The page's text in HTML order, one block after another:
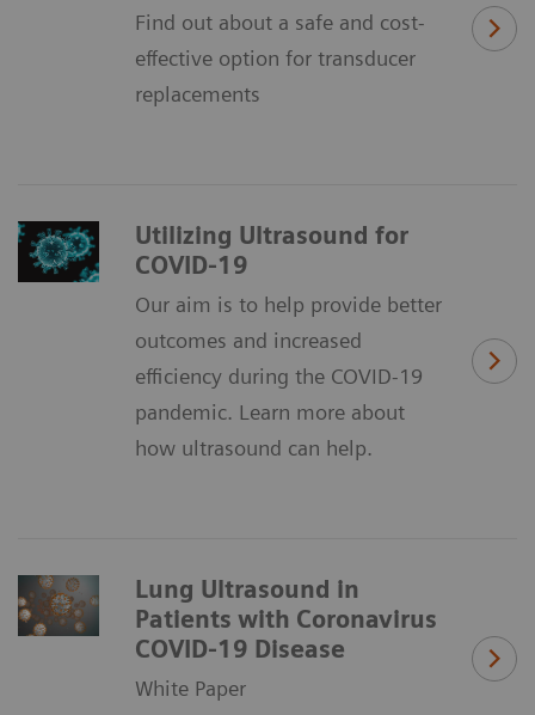
Find out about a safe and cost-
effective option for transducer
replacements
Utilizing Ultrasound for
COVID-19
Our aim is to help provide better
outcomes and increased
efficiency during the COVID-19
pandemic. Learn more about
how ultrasound can help.
Lung Ultrasound in
Patients with Coronavirus
COVID-19 Disease
White Paper